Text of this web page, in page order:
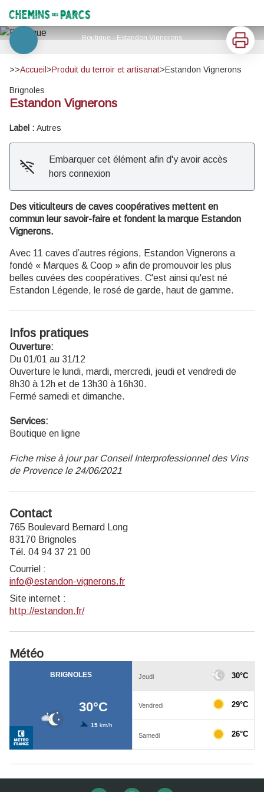
Chemins des Parcs
Boutique - Estandon Vignerons
Voir l'image en plein écran
Imprimer
>>Accueil >Produit du terroir et artisanat>Estandon Vignerons
Brignoles
Estandon Vignerons
Label : Autres
Embarquer cet élément afin d'y avoir accès
hors connexion
Des viticulteurs de caves coopératives mettent en
commun leur savoir-faire et fondent la marque Estandon
Vignerons.
Avec 11 caves d’autres régions, Estandon Vignerons a
fondé « Marques & Coop » afin de promouvoir les plus
belles cuvées des coopératives. C'est ainsi qu'est né
Estandon Légende, le rosé de garde, haut de gamme.
Infos pratiques
Ouverture:
Du 01/01 au 31/12
Ouverture le lundi, mardi, mercredi, jeudi et vendredi de
8h30 à 12h et de 13h30 à 16h30.
Fermé samedi et dimanche.
Services:
Boutique en ligne
Fiche mise à jour par Conseil Interprofessionnel des Vins
de Provence le 24/06/2021
Contact
765 Boulevard Bernard Long
83170 Brignoles
Tél. 04 94 37 21 00
Courriel :
info@estandon-vignerons.fr
Site internet :
http://estandon.fr/
Météo